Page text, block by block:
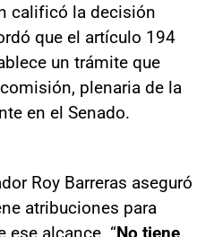
calificó la decisión
que el artículo 194
un trámite que
plenaria de la
en el Senado.
Roy Barreras aseguró
atribuciones para
ese alcance. “No tiene